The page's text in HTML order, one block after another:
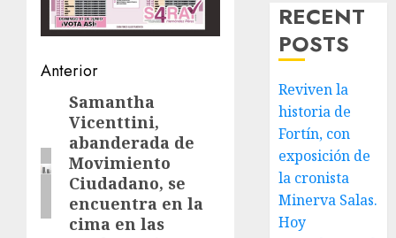
Navegación
entradas
Anterior
Entrada
anterior:
Samantha
Vicenttini,
abanderada de
Movimiento
Ciudadano, se
encuentra en la
cima en las
RECENT
POSTS
Reviven la
historia de
Fortín, con
exposición de
la cronista
Minerva Salas.
Hoy